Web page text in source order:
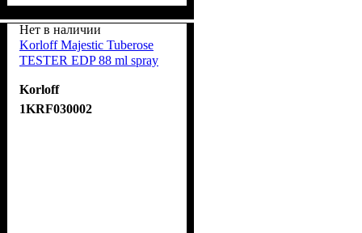
Нет в наличии
Korloff Majestic Tuberose
TESTER EDP 88 ml spray
Korloff
1KRF030002